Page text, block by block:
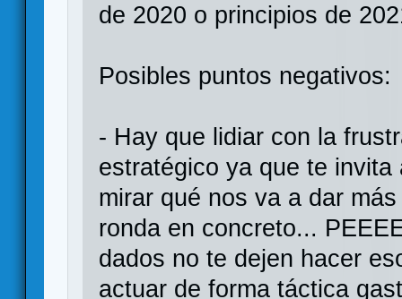
de 2020 o principios de
Posibles puntos negativos:
- Hay que lidiar con la
estratégico ya que te
mirar qué nos va a dar
ronda en concreto...
dados no te dejen hacer
actuar de forma táctica